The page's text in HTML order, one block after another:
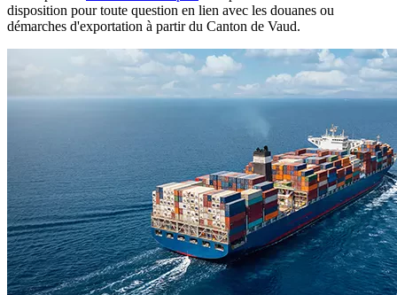
disposition pour toute question en lien avec les douanes ou
démarches d'exportation à partir du Canton de Vaud.